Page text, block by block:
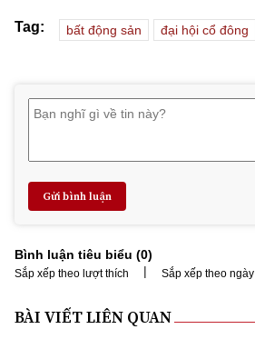
Tag: bất động sản đại hội cổ đông
Gửi bình luận
Bình luận tiêu biểu (0)
Sắp xếp theo lượt thích | Sắp xếp theo ngày
BÀI VIẾT LIÊN QUAN